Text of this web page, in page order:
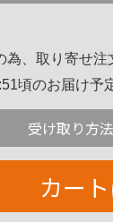
為、取り寄せ注
頃のお届け予
受け取り方
カー